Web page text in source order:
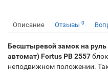
Описание Отзывы 0
Бесштыревой замок на руль
автомат) Fortus PB 2557
неподвижном положении.